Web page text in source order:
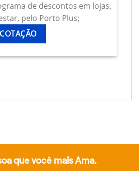
de descontos em lojas,
pelo Porto Plus;
que você mais Ama.